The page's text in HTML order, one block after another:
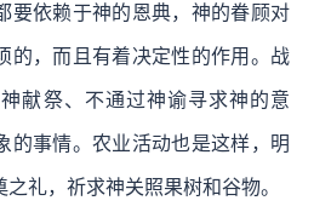
要依赖于神的恩典，神的眷顾对
的，而且有着决定性的作用。战
献祭、不通过神谕寻求神的意
的事情。农业活动也是这样，明
礼，祈求神关照果树和谷物。